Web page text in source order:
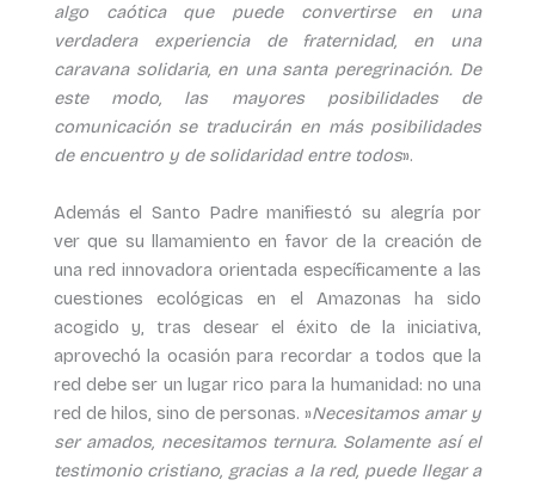
algo caótica que puede convertirse en una
verdadera experiencia de fraternidad, en una
caravana solidaria, en una santa peregrinación. De
este modo, las mayores posibilidades de
comunicación se traducirán en más posibilidades
de encuentro y de solidaridad entre todos».
Además el Santo Padre manifiestó su alegría por
ver que su llamamiento en favor de la creación de
una red innovadora orientada específicamente a las
cuestiones ecológicas en el Amazonas ha sido
acogido y, tras desear el éxito de la iniciativa,
aprovechó la ocasión para recordar a todos que la
red debe ser un lugar rico para la humanidad: no una
red de hilos, sino de personas. »Necesitamos amar y
ser amados, necesitamos ternura. Solamente así el
testimonio cristiano, gracias a la red, puede llegar a